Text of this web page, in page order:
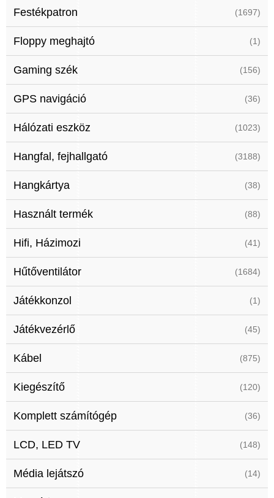
Festékpatron (1697)
Floppy meghajtó (1)
Gaming szék (156)
GPS navigáció (36)
Hálózati eszköz (1023)
Hangfal, fejhallgató (3188)
Hangkártya (38)
Használt termék (88)
Hifi, Házimozi (41)
Hűtőventilátor (1684)
Játékkonzol (1)
Játékvezérlő (45)
Kábel (875)
Kiegészítő (120)
Komplett számítógép (36)
LCD, LED TV (148)
Média lejátszó (14)